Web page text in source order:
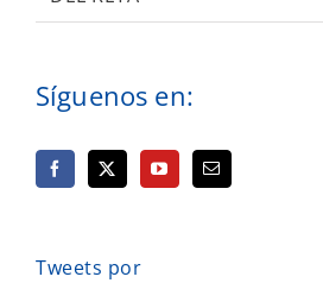
Síguenos en:
Tweets por